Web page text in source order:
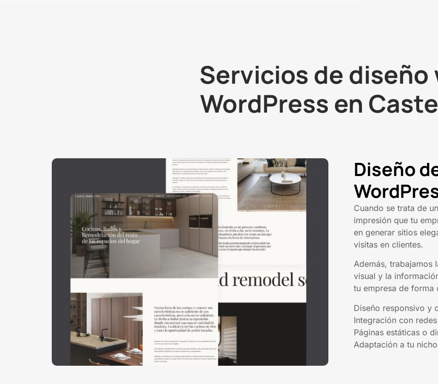
Servicios de diseño
WordPress en
Diseño
Cuando se trata de
impresión que tu
en generar sitios
visitas en clientes.
Además, trabajamos
visual y la
tu empresa de forma
Diseño responsivo y
Integración con
Páginas estáticas o
Adaptación a tu